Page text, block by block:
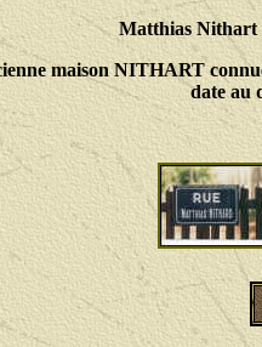
Matthias Nithart
maison NITHART
date au